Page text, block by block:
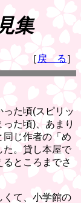
集
［ 戻 る ］
た頃(スピリッ
た頃)、あまり
同じ作者の「め
た。貸し本屋で
ところまでさ
くて、小学館の